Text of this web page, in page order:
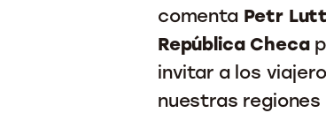
comenta Petr
República Checa
invitar a los
nuestras